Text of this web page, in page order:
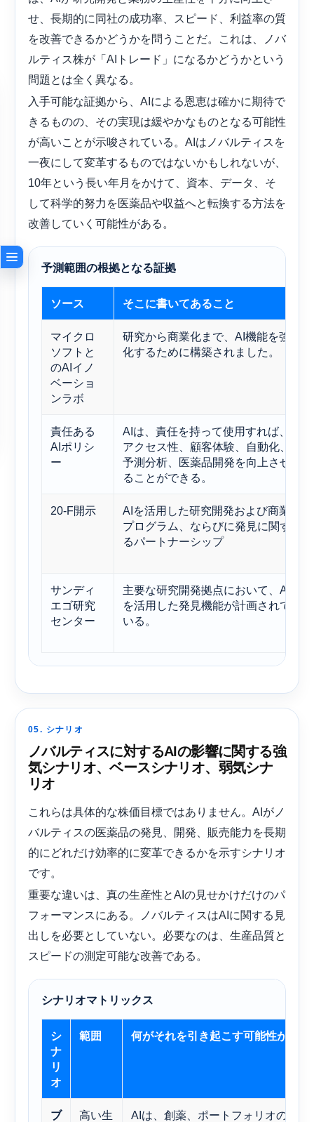
せ、長期的に同社の成功率、スピード、利益率の質
を改善できるかどうかを問うことだ。これは、ノバ
ルティス株が「AIトレード」になるかどうかという
問題とは全く異なる。
入手可能な証拠から、AIによる恩恵は確かに期待で
きるものの、その実現は緩やかなものとなる可能性
が高いことが示唆されている。AIはノバルティスを
一夜にして変革するものではないかもしれないが、
10年という長い年月をかけて、資本、データ、そ
して科学的努力を医薬品や収益へと転換する方法を
改善していく可能性がある。
予測範囲の根拠となる証拠
ソース そこに書いてあること
マイクロ
ソフトと
のAIイノ
ベーショ
ンラボ
研究から商業化まで、AI機能を強
化するために構築されました。
責任ある
AIポリシ
ー
AIは、責任を持って使用すれば、
アクセス性、顧客体験、自動化、
予測分析、医薬品開発を向上させ
ることができる。
20-F開示
AIを活用した研究開発および商業
プログラム、ならびに発見に関す
るパートナーシップ
サンディ
エゴ研究
センター
主要な研究開発拠点において、AI
を活用した発見機能が計画されて
いる。
05. シナリオ
ノバルティスに対するAIの影響に関する強
気シナリオ、ベースシナリオ、弱気シナ
リオ
これらは具体的な株価目標ではありません。AIがノ
バルティスの医薬品の発見、開発、販売能力を長期
的にどれだけ効率的に変革できるかを示すシナリオ
です。
重要な違いは、真の生産性とAIの見せかけだけのパ
フォーマンスにある。ノバルティスはAIに関する見
出しを必要としていない。必要なのは、生産品質と
スピードの測定可能な改善である。
シナリオマトリックス
シ
ナ
リ
オ
範囲 何がそれを引き起こす可能性が高い
ブ
高い生
AIは、創薬、ポートフォリオの最